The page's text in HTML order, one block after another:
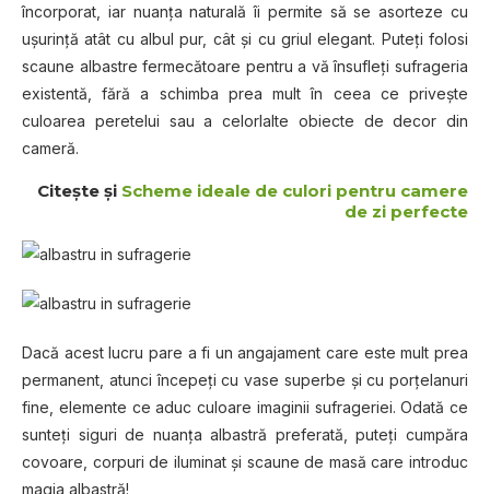
încorporat, iar nuanţa naturală îi permite să se asorteze cu
uşurinţă atât cu albul pur, cât şi cu griul elegant. Puteţi folosi
scaune albastre fermecătoare pentru a vă însufleţi sufrageria
existentă, fără a schimba prea mult în ceea ce priveşte
culoarea peretelui sau a celorlalte obiecte de decor din
cameră.
Citeşte şi Scheme ideale de culori pentru camere
de zi perfecte
Dacă acest lucru pare a fi un angajament care este mult prea
permanent, atunci începeţi cu vase superbe şi cu porţelanuri
fine, elemente ce aduc culoare imaginii sufrageriei. Odată ce
sunteţi siguri de nuanţa albastră preferată, puteţi cumpăra
covoare, corpuri de iluminat şi scaune de masă care introduc
magia albastră!